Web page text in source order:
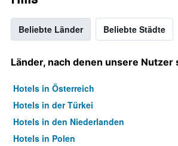
Beliebte Länder Beliebte Städte
Länder, nach denen unsere Nutzer
Hotels in Österreich
Hotels in der Türkei
Hotels in den Niederlanden
Hotels in Polen